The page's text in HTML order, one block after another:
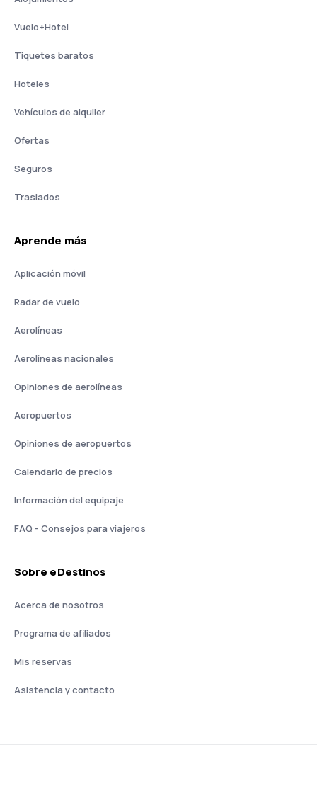
Vuelo+Hotel
Tiquetes baratos
Hoteles
Vehículos de alquiler
Ofertas
Seguros
Traslados
Aprende más
Aplicación móvil
Radar de vuelo
Aerolíneas
Aerolíneas nacionales
Opiniones de aerolíneas
Aeropuertos
Opiniones de aeropuertos
Calendario de precios
Información del equipaje
FAQ - Consejos para viajeros
Sobre eDestinos
Acerca de nosotros
Programa de afiliados
Mis reservas
Asistencia y contacto